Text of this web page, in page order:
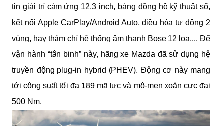
tin giải trí cảm ứng 12,3 inch, bảng đồng hồ kỹ thuật số,
kết nối Apple CarPlay/Android Auto, điều hòa tự động 2
vùng, hay thậm chí hệ thống âm thanh Bose 12 loa,... Để
vận hành “tân binh” này, hãng xe Mazda đã sử dụng hệ
truyền động plug-in hybrid (PHEV). Động cơ này mang
tới công suất tối đa 189 mã lực và mô-men xoắn cực đại
500 Nm.